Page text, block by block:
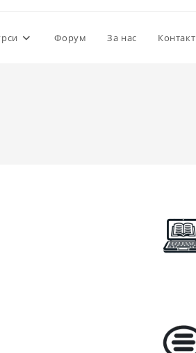
Форум За нас Контакт